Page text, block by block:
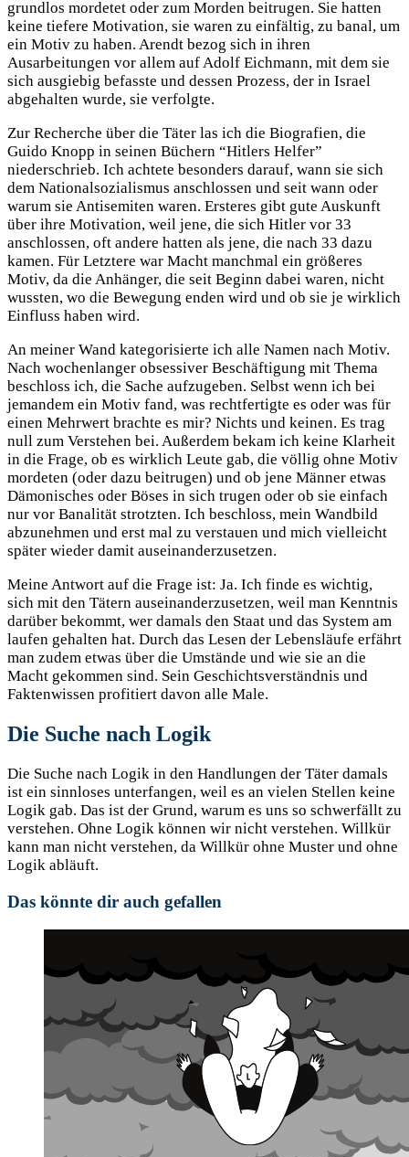
grundlos mordetet oder zum Morden beitrugen. Sie hatten
keine tiefere Motivation, sie waren zu einfältig, zu banal, um
ein Motiv zu haben. Arendt bezog sich in ihren
Ausarbeitungen vor allem auf Adolf Eichmann, mit dem sie
sich ausgiebig befasste und dessen Prozess, der in Israel
abgehalten wurde, sie verfolgte.
Zur Recherche über die Täter las ich die Biografien, die
Guido Knopp in seinen Büchern “Hitlers Helfer”
niederschrieb. Ich achtete besonders darauf, wann sie sich
dem Nationalsozialismus anschlossen und seit wann oder
warum sie Antisemiten waren. Ersteres gibt gute Auskunft
über ihre Motivation, weil jene, die sich Hitler vor 33
anschlossen, oft andere hatten als jene, die nach 33 dazu
kamen. Für Letztere war Macht manchmal ein größeres
Motiv, da die Anhänger, die seit Beginn dabei waren, nicht
wussten, wo die Bewegung enden wird und ob sie je wirklich
Einfluss haben wird.
An meiner Wand kategorisierte ich alle Namen nach Motiv.
Nach wochenlanger obsessiver Beschäftigung mit Thema
beschloss ich, die Sache aufzugeben. Selbst wenn ich bei
jemandem ein Motiv fand, was rechtfertigte es oder was für
einen Mehrwert brachte es mir? Nichts und keinen. Es trag
null zum Verstehen bei. Außerdem bekam ich keine Klarheit
in die Frage, ob es wirklich Leute gab, die völlig ohne Motiv
mordeten (oder dazu beitrugen) und ob jene Männer etwas
Dämonisches oder Böses in sich trugen oder ob sie einfach
nur vor Banalität strotzten. Ich beschloss, mein Wandbild
abzunehmen und erst mal zu verstauen und mich vielleicht
später wieder damit auseinanderzusetzen.
Meine Antwort auf die Frage ist: Ja. Ich finde es wichtig,
sich mit den Tätern auseinanderzusetzen, weil man Kenntnis
darüber bekommt, wer damals den Staat und das System am
laufen gehalten hat. Durch das Lesen der Lebensläufe erfährt
man zudem etwas über die Umstände und wie sie an die
Macht gekommen sind. Sein Geschichtsverständnis und
Faktenwissen profitiert davon alle Male.
Die Suche nach Logik
Die Suche nach Logik in den Handlungen der Täter damals
ist ein sinnloses unterfangen, weil es an vielen Stellen keine
Logik gab. Das ist der Grund, warum es uns so schwerfällt zu
verstehen. Ohne Logik können wir nicht verstehen. Willkür
kann man nicht verstehen, da Willkür ohne Muster und ohne
Logik abläuft.
Das könnte dir auch gefallen